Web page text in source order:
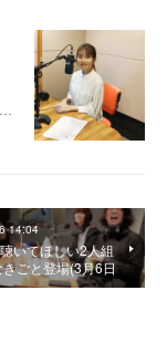
14:04
いてほしい2人組
ごと登場(3月6日